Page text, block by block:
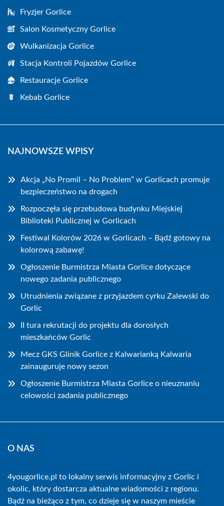
Fryzjer Gorlice
Salon Kosmetyczny Gorlice
Wulkanizacja Gorlice
Stacja Kontroli Pojazdów Gorlice
Restauracje Gorlice
Kebab Gorlice
NAJNOWSZE WPISY
Akcja „No Promil – No Problem” w Gorlicach promuje
bezpieczeństwo na drogach
Rozpoczęła się przebudowa budynku Miejskiej
Biblioteki Publicznej w Gorlicach
Festiwal Kolorów 2026 w Gorlicach – Bądź gotowy na
kolorową zabawę!
Ogłoszenie Burmistrza Miasta Gorlice dotyczące
nowego zadania publicznego
Utrudnienia związane z przyjazdem cyrku Zalewski do
Gorlic
II tura rekrutacji do projektu dla dorosłych
mieszkańców Gorlic
Mecz GKS Glinik Gorlice z Kalwarianką Kalwaria
zainauguruje nowy sezon
Ogłoszenie Burmistrza Miasta Gorlice o nieuznaniu
celowości zadania publicznego
O NAS
4yougorlice.pl to lokalny serwis informacyjny z Gorlic i
okolic, który dostarcza aktualne wiadomości z regionu.
Bądź na bieżąco z tym, co dzieje się w naszym mieście